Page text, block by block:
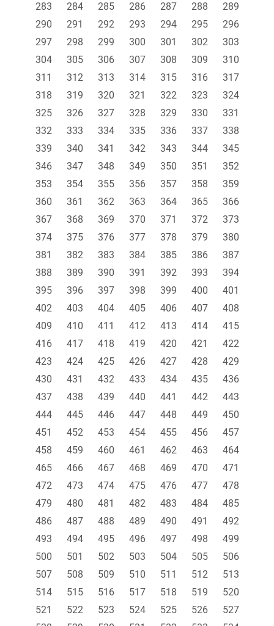
283
284 285 286 287 288
289
290
291 292 293 294 295
296
297
298 299 300 301 302
303
304
305 306 307 308 309
310
311
312 313 314 315 316
317
318
319 320 321 322 323
324
325
326 327 328 329 330
331
332
333 334 335 336 337
338
339
340 341 342 343 344
345
346
347 348 349 350 351
352
353
354 355 356 357 358
359
360
361 362 363 364 365
366
367
368 369 370 371 372
373
374
375 376 377 378 379
380
381
382 383 384 385 386
387
388
389 390 391 392 393
394
395
396 397 398 399 400
401
402
403 404 405 406 407
408
409
410 411 412 413 414
415
416
417 418 419 420 421
422
423
424 425 426 427 428
429
430
431 432 433 434 435
436
437
438 439 440 441 442
443
444
445 446 447 448 449
450
451
452 453 454 455 456
457
458
459 460 461 462 463
464
465
466 467 468 469 470
471
472
473 474 475 476 477
478
479
480 481 482 483 484
485
486
487 488 489 490 491
492
493
494 495 496 497 498
499
500
501 502 503 504 505
506
507
508 509 510 511 512
513
514
515 516 517 518 519
520
521
522 523 524 525 526
527